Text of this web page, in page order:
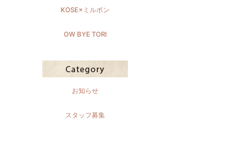
KOSE×ミルボン
OW BYE TORI
お知らせ
スタッフ募集